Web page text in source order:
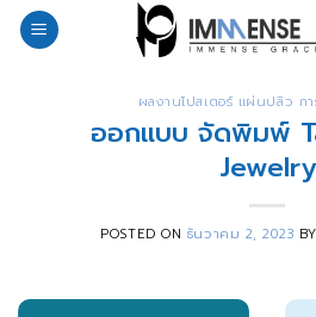
Skip
ผลงานโปสเตอร์ แผ่นปลิว กา
ออกแบบ จัดพิมพ์
Jewelry
POSTED ON ธันวาคม 2, 2023 BY